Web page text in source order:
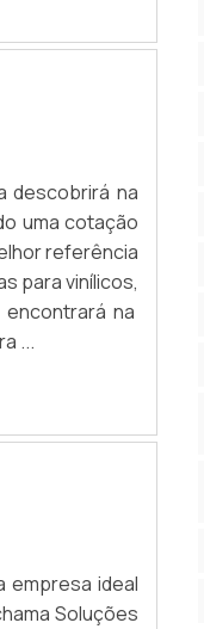
descobrirá na
uma cotação
referência
para vinílicos,
na
...
empresa ideal
Soluções